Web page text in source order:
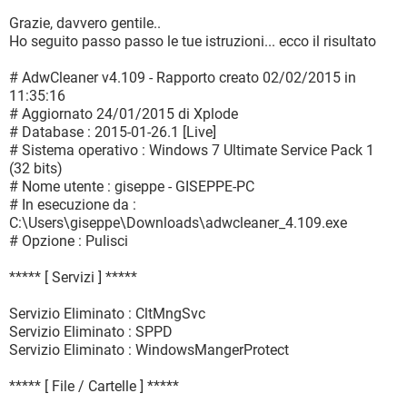
Grazie, davvero gentile..
Ho seguito passo passo le tue istruzioni... ecco il risultato
# AdwCleaner v4.109 - Rapporto creato 02/02/2015 in
11:35:16
# Aggiornato 24/01/2015 di Xplode
# Database : 2015-01-26.1 [Live]
# Sistema operativo : Windows 7 Ultimate Service Pack 1
(32 bits)
# Nome utente : giseppe - GISEPPE-PC
# In esecuzione da :
C:\Users\giseppe\Downloads\adwcleaner_4.109.exe
# Opzione : Pulisci
***** [ Servizi ] *****
Servizio Eliminato : CltMngSvc
Servizio Eliminato : SPPD
Servizio Eliminato : WindowsMangerProtect
***** [ File / Cartelle ] *****